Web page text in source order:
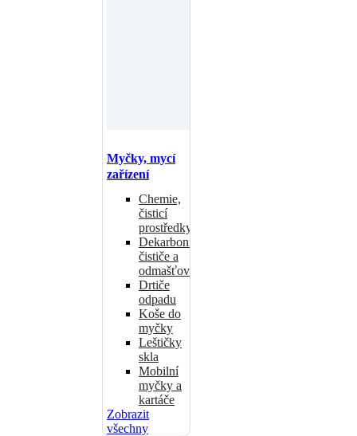
Myčky, mycí
zařízení
Chemie,
čisticí
prostředky
Dekarbonizační
čističe a
odmašťovače
Drtiče
odpadu
Koše do
myčky
Leštičky
skla
Mobilní
myčky a
kartáče
Zobrazit
všechny